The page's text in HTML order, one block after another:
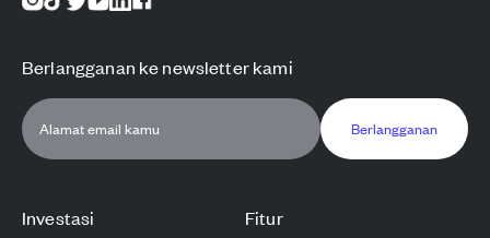
Investasi Fitur
Berlangganan ke newsletter kami
Berlangganan